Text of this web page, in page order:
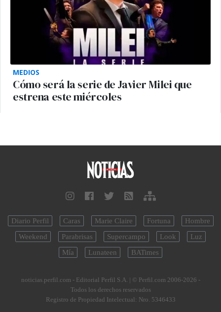
MEDIOS
Cómo será la serie de Javier Milei que
estrena este miércoles
Diario Perfil Caras Marie Claire Fortuna
Hombre
Weekend
Parabrisas Supercampo Look
Luz
Mía
Lunateen BATimes
noticias.perfil.com - Editorial Perfil S.A. | © Perfil.com 2006-2026 -
Todos los derechos reservados
Registro de Propiedad Intelectual: Nro. 5346433